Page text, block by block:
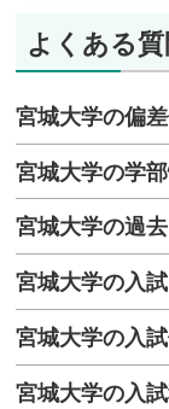
よくある
宮城大学の偏
宮城大学の学
宮城大学の過
宮城大学の入
宮城大学の入
宮城大学の入